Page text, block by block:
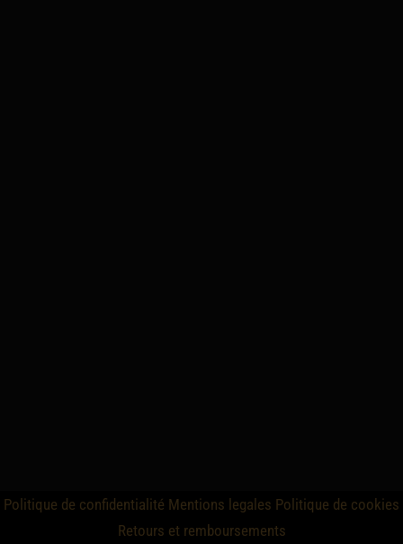
Politique de confidentialité Mentions legales Politique de cookies
Retours et remboursements